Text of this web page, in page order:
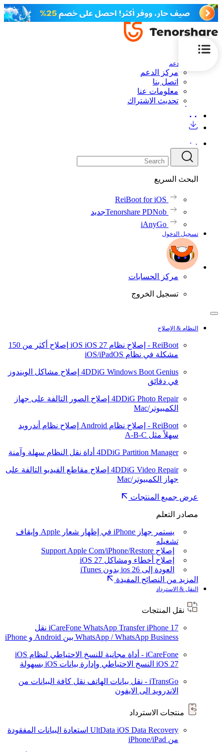
الدعم
مركز الدعم
اتصل بنا
معلومات عنا
تحديث الاشتراك
البحث السريع
ReiBoot for iOS
Tenorshare PDNobجديد
iAnyGo
تسجيل الدخول
مركز الحسابات
تسجيل الخروج
النظام & الإصلاح
ReiBoot - إصلاح نظام iOS iOS 27
إصلاح أكثر من 150
مشكلة في نظام iOS/iPadOS
4DDiG Windows Boot Genius إصلاح مشاكل الويندوز
في دقائق
4DDiG Photo Repair إصلاح الصور التالفة على جهاز
الكمبيوتر/Mac
ReiBoot - إصلاح نظام Android
إصلاح نظام أندرويد
سهلاً مثل A-B-C
4DDiG Partition Manager أداة نقل النظام سهلة وآمنة
4DDiG Video Repair إصلاح مقاطع الفيديو التالفة على
جهاز الكمبيوتر/Mac
عرض جميع المنتجات
مصادر التعلم
يستمر جهاز iPhone في إظهار شعار Apple وإيقاف
تشغيله
إصلاح Support Apple Com/iPhone/Restore
إصلاح أخطاء ومشاكل iOS 27
العودة إلى ios 26 بدون iTunes
المزيد من النصائح المفيدة
النقل & الاسترداد
نقل المنتجات
iCareFone WhatsApp TransferiPhone 17
نقل
WhatsApp / WhatsApp Business بين Android و iPhone
iCareFone - أداة مجانية للنسخ الاحتياطي لنظام iOS
iOS 27 النسخ الاحتياطي وإدارة بيانات iOS بسهولة
iTransGo - نقل بيانات الهاتف
نقل كافة البيانات من
الاندرويد الى الايفون
منتجات الاسترداد
UltData iOS Data Recovery استعادة البيانات المفقودة
من iPhone/iPad